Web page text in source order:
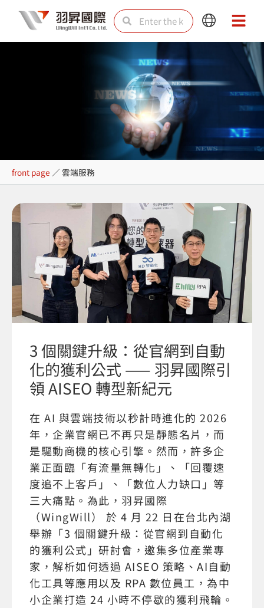
content
SearchSearch
Main
Menu
Main
Menu
雲端服務
front page ／ 雲端服務
3 個關鍵升級：從官網到自動
化的獲利公式 —— 羽昇國際引
領 AISEO 轉型新紀元
在 AI 與雲端技術以秒計時進化的 2026
年，企業官網已不再只是靜態名片，而
是驅動商機的核心引擎。然而，許多企
業正面臨「有流量無轉化」、「回覆速
度追不上客戶」、「數位人力缺口」等
三大痛點。為此，羽昇國際
（WingWill） 於 4 月 22 日在台北內湖
舉辦「3 個關鍵升級：從官網到自動化
的獲利公式」研討會，邀集多位產業專
家，解析如何透過 AISEO 策略、AI自動
化工具等應用以及 RPA 數位員工，為中
小企業打造 24 小時不停歇的獲利飛輪。